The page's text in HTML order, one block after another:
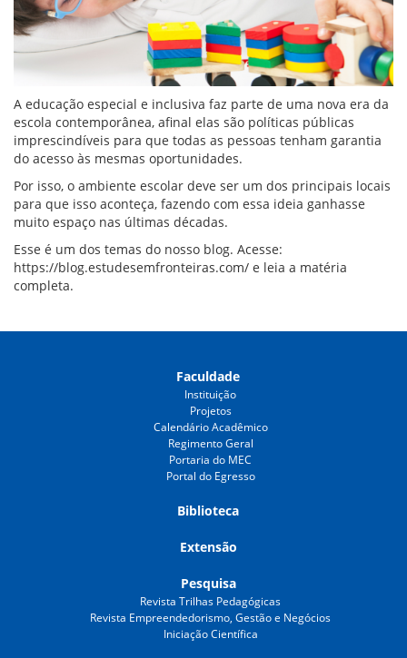
A educação especial e inclusiva faz parte de uma nova era da
escola contemporânea, afinal elas são políticas públicas
imprescindíveis para que todas as pessoas tenham garantia
do acesso às mesmas oportunidades.
Por isso, o ambiente escolar deve ser um dos principais locais
para que isso aconteça, fazendo com essa ideia ganhasse
muito espaço nas últimas décadas.
Esse é um dos temas do nosso blog. Acesse:
https://blog.estudesemfronteiras.com/ e leia a matéria
completa.
Faculdade
Instituição
Projetos
Calendário Acadêmico
Regimento Geral
Portaria do MEC
Portal do Egresso
Biblioteca
Extensão
Pesquisa
Revista Trilhas Pedagógicas
Revista Empreendedorismo, Gestão e Negócios
Iniciação Científica